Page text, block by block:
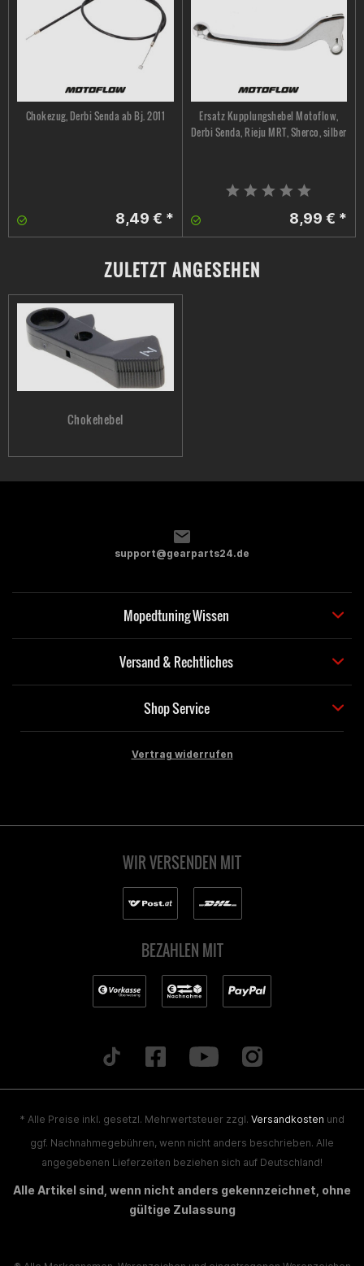
Chokezug, Derbi Senda ab Bj. 2011
8,49 € *
Ersatz Kupplungshebel Motoflow,
Derbi Senda, Rieju MRT, Sherco, silber
8,99 € *
ZULETZT ANGESEHEN
Chokehebel
support@gearparts24.de
Mopedtuning Wissen
Versand & Rechtliches
Shop Service
Vertrag widerrufen
WIR VERSENDEN MIT
BEZAHLEN MIT
* Alle Preise inkl. gesetzl. Mehrwertsteuer zzgl. Versandkosten und
ggf. Nachnahmegebühren, wenn nicht anders beschrieben. Alle
angegebenen Lieferzeiten beziehen sich auf Deutschland!
Alle Artikel sind, wenn nicht anders gekennzeichnet, ohne
gültige Zulassung